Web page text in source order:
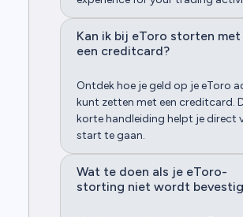
Kan ik bij eToro storten met
een creditcard?
Ontdek hoe je geld op je eToro
kunt zetten met een creditcard.
korte handleiding helpt je direct
start te gaan.
Wat te doen als je eToro-
storting niet wordt